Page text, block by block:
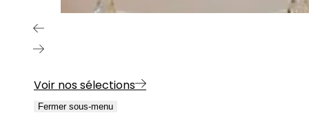
Voir nos sélections
Fermer sous-menu